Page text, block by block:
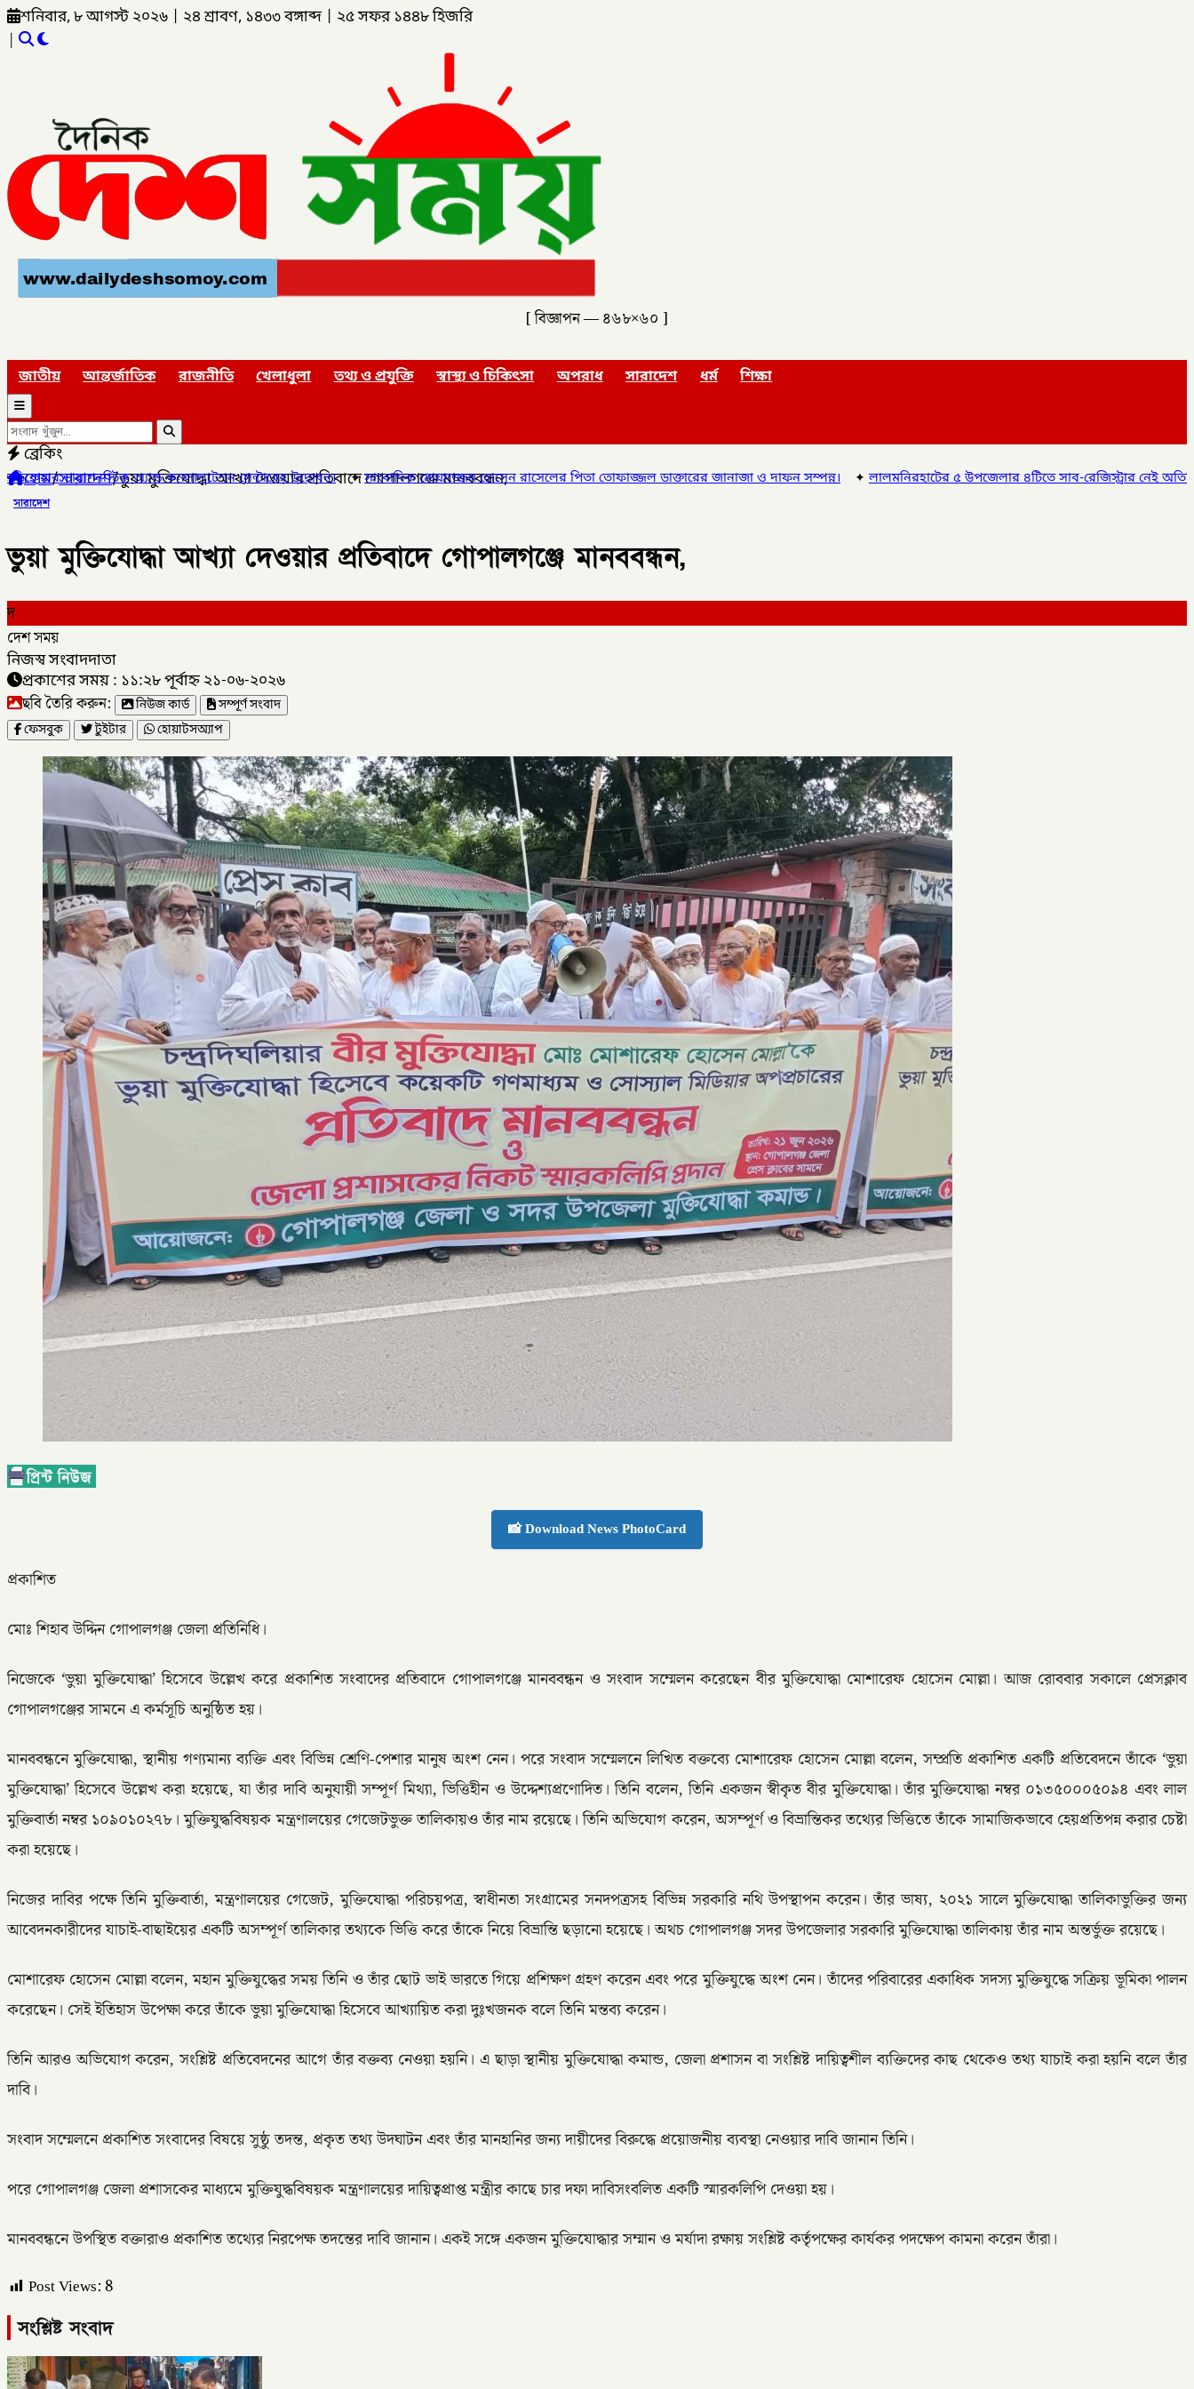
শনিবার, ৮ আগস্ট ২০২৬ ২৪ শ্রাবণ, ১৪৩৩ বঙ্গাব্দ ২৫ সফর ১৪৪৮ হিজরি
|
[ বিজ্ঞাপন — ৪৬৮×৬০ ]
জাতীয় আন্তর্জাতিক রাজনীতি খেলাধুলা তথ্য ও প্রযুক্তি স্বাস্থ্য ও চিকিৎসা অপরাধ সারাদেশ ধর্ম শিক্ষা
ব্রেকিং
সেন্টারের উদ্বোধন।✦সাংবাদিক মোয়াজ্জেম হোসেন রাসেলের পিতা তোফাজ্জল ডাক্তারের জানাজা ও দাফন সম্পন্ন।✦লালমনিরহাটের ৫ উপজেলার ৪টিতে সাব-রেজিস্ট্রার নেই অতিরিক্ত দায়িত্বে চলছে অফিস,
হোম/সারাদেশ/ভুয়া মুক্তিযোদ্ধা আখ্যা দেওয়ার প্রতিবাদে গোপালগঞ্জে মানববন্ধন,
সারাদেশ
ভুয়া মুক্তিযোদ্ধা আখ্যা দেওয়ার প্রতিবাদে গোপালগঞ্জে মানববন্ধন,
দ
দেশ সময়
নিজস্ব সংবাদদাতা
প্রকাশের সময় : ১১:২৮ পূর্বাহ্ন ২১-০৬-২০২৬
ছবি তৈরি করুন: নিউজ কার্ড
সম্পূর্ণ সংবাদ
ফেসবুক
টুইটার হোয়াটসঅ্যাপ
📸 Download News PhotoCard
প্রকাশিত
মোঃ শিহাব উদ্দিন গোপালগঞ্জ জেলা প্রতিনিধি।
নিজেকে ‘ভুয়া মুক্তিযোদ্ধা’ হিসেবে উল্লেখ করে প্রকাশিত সংবাদের প্রতিবাদে গোপালগঞ্জে মানববন্ধন ও সংবাদ সম্মেলন করেছেন বীর মুক্তিযোদ্ধা মোশারেফ হোসেন মোল্লা। আজ রোববার সকালে প্রেসক্লাব
গোপালগঞ্জের সামনে এ কর্মসূচি অনুষ্ঠিত হয়।
মানববন্ধনে মুক্তিযোদ্ধা, স্থানীয় গণ্যমান্য ব্যক্তি এবং বিভিন্ন শ্রেণি-পেশার মানুষ অংশ নেন। পরে সংবাদ সম্মেলনে লিখিত বক্তব্যে মোশারেফ হোসেন মোল্লা বলেন, সম্প্রতি প্রকাশিত একটি প্রতিবেদনে তাঁকে ‘ভুয়া
মুক্তিযোদ্ধা’ হিসেবে উল্লেখ করা হয়েছে, যা তাঁর দাবি অনুযায়ী সম্পূর্ণ মিথ্যা, ভিত্তিহীন ও উদ্দেশ্যপ্রণোদিত। তিনি বলেন, তিনি একজন স্বীকৃত বীর মুক্তিযোদ্ধা। তাঁর মুক্তিযোদ্ধা নম্বর ০১৩৫০০০৫০৯৪ এবং লাল
মুক্তিবার্তা নম্বর ১০৯০১০২৭৮। মুক্তিযুদ্ধবিষয়ক মন্ত্রণালয়ের গেজেটভুক্ত তালিকায়ও তাঁর নাম রয়েছে। তিনি অভিযোগ করেন, অসম্পূর্ণ ও বিভ্রান্তিকর তথ্যের ভিত্তিতে তাঁকে সামাজিকভাবে হেয়প্রতিপন্ন করার চেষ্টা
করা হয়েছে।
নিজের দাবির পক্ষে তিনি মুক্তিবার্তা, মন্ত্রণালয়ের গেজেট, মুক্তিযোদ্ধা পরিচয়পত্র, স্বাধীনতা সংগ্রামের সনদপত্রসহ বিভিন্ন সরকারি নথি উপস্থাপন করেন। তাঁর ভাষ্য, ২০২১ সালে মুক্তিযোদ্ধা তালিকাভুক্তির জন্য
আবেদনকারীদের যাচাই-বাছাইয়ের একটি অসম্পূর্ণ তালিকার তথ্যকে ভিত্তি করে তাঁকে নিয়ে বিভ্রান্তি ছড়ানো হয়েছে। অথচ গোপালগঞ্জ সদর উপজেলার সরকারি মুক্তিযোদ্ধা তালিকায় তাঁর নাম অন্তর্ভুক্ত রয়েছে।
মোশারেফ হোসেন মোল্লা বলেন, মহান মুক্তিযুদ্ধের সময় তিনি ও তাঁর ছোট ভাই ভারতে গিয়ে প্রশিক্ষণ গ্রহণ করেন এবং পরে মুক্তিযুদ্ধে অংশ নেন। তাঁদের পরিবারের একাধিক সদস্য মুক্তিযুদ্ধে সক্রিয় ভূমিকা পালন
করেছেন। সেই ইতিহাস উপেক্ষা করে তাঁকে ভুয়া মুক্তিযোদ্ধা হিসেবে আখ্যায়িত করা দুঃখজনক বলে তিনি মন্তব্য করেন।
তিনি আরও অভিযোগ করেন, সংশ্লিষ্ট প্রতিবেদনের আগে তাঁর বক্তব্য নেওয়া হয়নি। এ ছাড়া স্থানীয় মুক্তিযোদ্ধা কমান্ড, জেলা প্রশাসন বা সংশ্লিষ্ট দায়িত্বশীল ব্যক্তিদের কাছ থেকেও তথ্য যাচাই করা হয়নি বলে তাঁর
দাবি।
সংবাদ সম্মেলনে প্রকাশিত সংবাদের বিষয়ে সুষ্ঠু তদন্ত, প্রকৃত তথ্য উদঘাটন এবং তাঁর মানহানির জন্য দায়ীদের বিরুদ্ধে প্রয়োজনীয় ব্যবস্থা নেওয়ার দাবি জানান তিনি।
পরে গোপালগঞ্জ জেলা প্রশাসকের মাধ্যমে মুক্তিযুদ্ধবিষয়ক মন্ত্রণালয়ের দায়িত্বপ্রাপ্ত মন্ত্রীর কাছে চার দফা দাবিসংবলিত একটি স্মারকলিপি দেওয়া হয়।
মানববন্ধনে উপস্থিত বক্তারাও প্রকাশিত তথ্যের নিরপেক্ষ তদন্তের দাবি জানান। একই সঙ্গে একজন মুক্তিযোদ্ধার সম্মান ও মর্যাদা রক্ষায় সংশ্লিষ্ট কর্তৃপক্ষের কার্যকর পদক্ষেপ কামনা করেন তাঁরা।
Post Views:8
সংশ্লিষ্ট সংবাদ